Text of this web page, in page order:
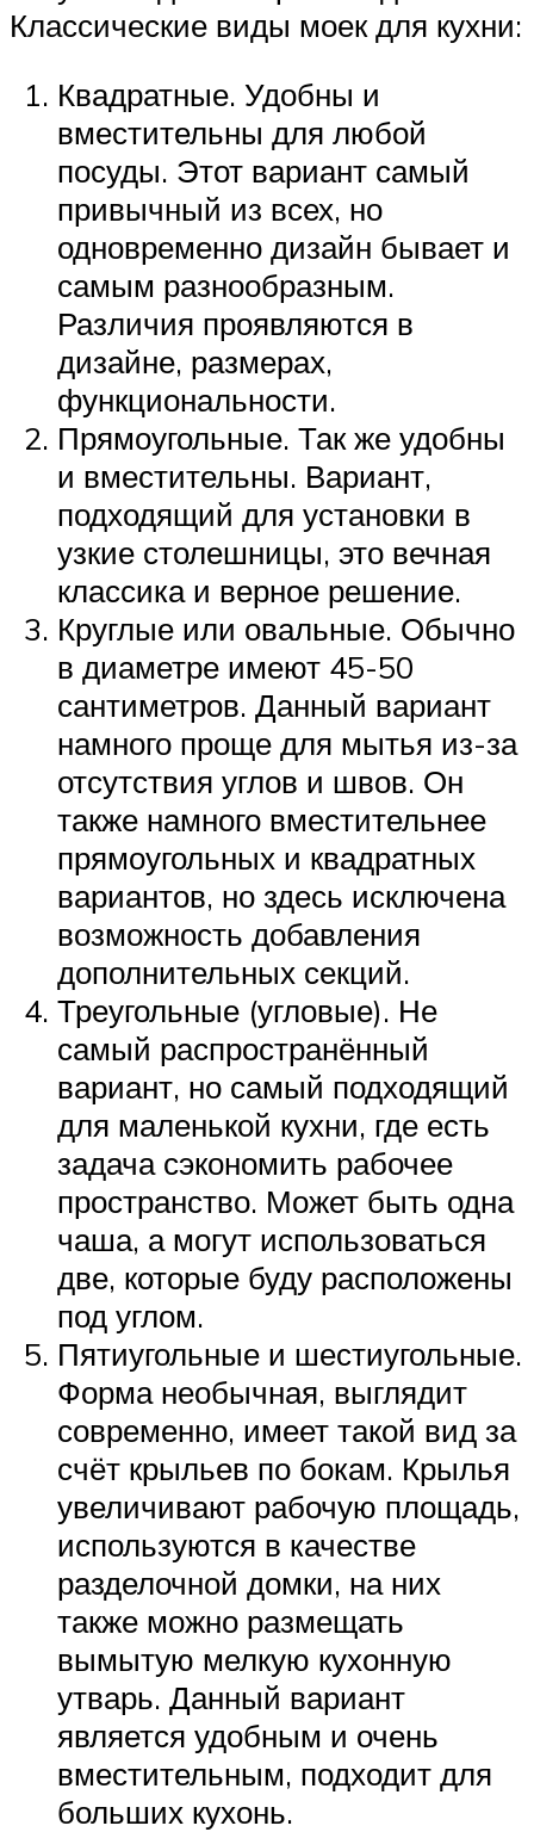
Классические виды моек для кухни:
Квадратные. Удобны и
вместительны для любой
посуды. Этот вариант самый
привычный из всех, но
одновременно дизайн бывает и
самым разнообразным.
Различия проявляются в
дизайне, размерах,
функциональности.
Прямоугольные. Так же удобны
и вместительны. Вариант,
подходящий для установки в
узкие столешницы, это вечная
классика и верное решение.
Круглые или овальные. Обычно
в диаметре имеют 45-50
сантиметров. Данный вариант
намного проще для мытья из-за
отсутствия углов и швов. Он
также намного вместительнее
прямоугольных и квадратных
вариантов, но здесь исключена
возможность добавления
дополнительных секций.
Треугольные (угловые). Не
самый распространённый
вариант, но самый подходящий
для маленькой кухни, где есть
задача сэкономить рабочее
пространство. Может быть одна
чаша, а могут использоваться
две, которые буду расположены
под углом.
Пятиугольные и шестиугольные.
Форма необычная, выглядит
современно, имеет такой вид за
счёт крыльев по бокам. Крылья
увеличивают рабочую площадь,
используются в качестве
разделочной домки, на них
также можно размещать
вымытую мелкую кухонную
утварь. Данный вариант
является удобным и очень
вместительным, подходит для
больших кухонь.